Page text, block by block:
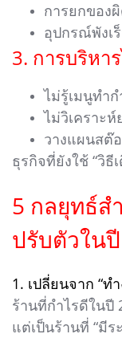
การยกของ
อุปกรณ์พังเ
3. การบริหา
ไม่รู้เมนูทำก
ไม่วิเคราะ
วางแผนสต๊
ธุรกิจที่ยังใช้ “วิธี
5 กลยุทธ์ส
ปรับตัวใน
1. เปลี่ยนจาก “ท
ร้านที่กำไรดีในปี
แต่เป็นร้านที่ “มีร